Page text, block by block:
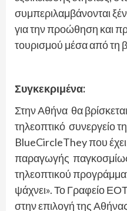
συμπεριλαμβάνονται
για την προώθηση και
τουρισμού μέσα από τη
Συγκεκριμένα:
Στην Αθήνα θα
τηλεοπτικό συνεργείο
BlueCircleThey που
παραγωγής
τηλεοπτικού
ψάχνει». Το Γραφείο
στην επιλογή της